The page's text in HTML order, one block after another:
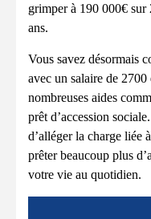
grimper à 190 000€ sur
ans.
Vous savez désormais
avec un salaire de 2700
nombreuses aides
prêt d’accession
d’alléger la charge liée
prêter beaucoup plus
votre vie au quotidien.